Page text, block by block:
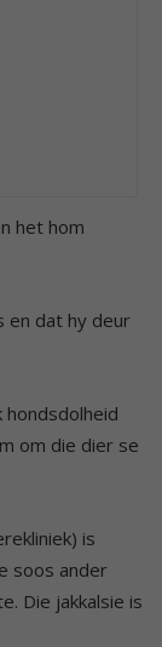
het hom
en dat hy deur
hondsdolheid
om die dier se
is
soos ander
Die jakkalsie is